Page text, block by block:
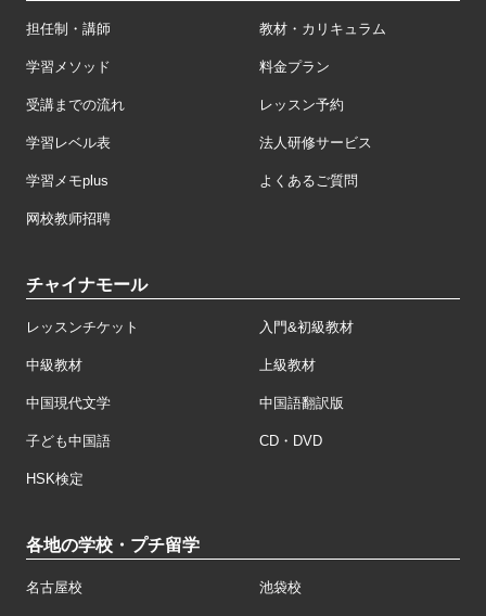
担任制・講師 教材・カリキュラム
学習メソッド 料金プラン
受講までの流れ レッスン予約
学習レベル表 法人研修サービス
学習メモplus よくあるご質問
网校教师招聘
チャイナモール
レッスンチケット 入門&初級教材
中級教材 上級教材
中国現代文学 中国語翻訳版
子ども中国語 CD・DVD
HSK検定
各地の学校・プチ留学
名古屋校 池袋校